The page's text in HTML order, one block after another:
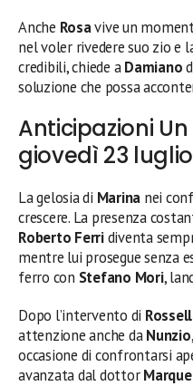
Anche Rosavive un
nel voler rivedere suo zio e
credibili, chiede aDamiano
soluzione che possa
Anticipazioni
giovedì 23
La gelosia di Marina nei
crescere. La presenza
Roberto Ferridiventa
mentre lui prosegue senza
ferro con Stefano Mori,
Dopo l’intervento di
attenzione anche daNunzio
occasione di confrontarsi
avanzata dal dottor